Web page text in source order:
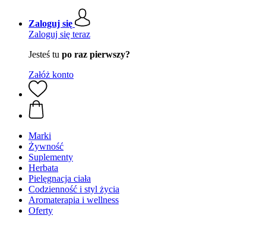
Zaloguj się
Zaloguj się teraz
Jesteś tu po raz pierwszy?
Załóż konto
Marki
Żywność
Suplementy
Herbata
Pielęgnacja ciała
Codzienność i styl życia
Aromaterapia i wellness
Oferty